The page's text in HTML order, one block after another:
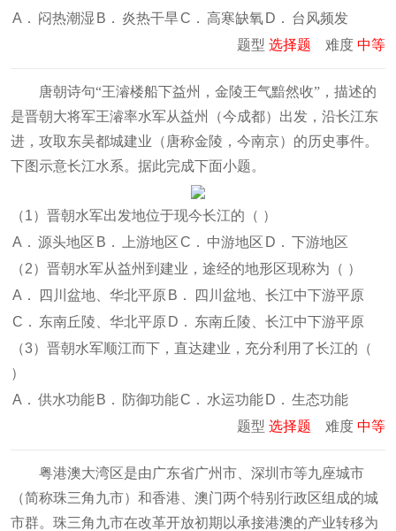
A． 闷热潮湿 B． 炎热干旱C． 高寒缺氧 D． 台风频发
题型 选择题 难度 中等
唐朝诗句“王濬楼船下益州，金陵王气黯然收”，描述的
是晋朝大将军王濬率水军从益州（今成都）出发，沿长江东
进，攻取东吴都城建业（唐称金陵，今南京）的历史事件。
下图示意长江水系。据此完成下面小题。
（1）晋朝水军出发地位于现今长江的（ ）
A． 源头地区 B． 上游地区C． 中游地区 D． 下游地区
（2）晋朝水军从益州到建业，途经的地形区现称为（ ）
A．
四川盆地、华北平原 B．
四川盆地、长江中下游平原
C． 东南丘陵、华北平原 D． 东南丘陵、长江中下游平原
（3）晋朝水军顺江而下，直达建业，充分利用了长江的（
）
A． 供水功能 B． 防御功能C． 水运功能 D． 生态功能
题型 选择题 难度 中等
粤港澳大湾区是由广东省广州市、深圳市等九座城市
（简称珠三角九市）和香港、澳门两个特别行政区组成的城
市群。珠三角九市在改革开放初期以承接港澳的产业转移为